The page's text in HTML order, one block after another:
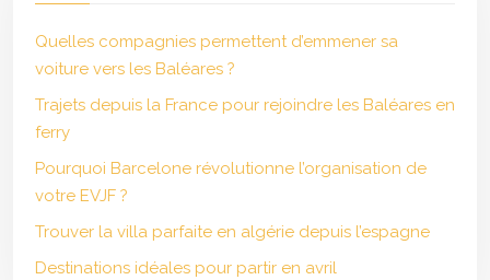
Quelles compagnies permettent d’emmener sa
voiture vers les Baléares ?
Trajets depuis la France pour rejoindre les Baléares en
ferry
Pourquoi Barcelone révolutionne l’organisation de
votre EVJF ?
Trouver la villa parfaite en algérie depuis l’espagne
Destinations idéales pour partir en avril